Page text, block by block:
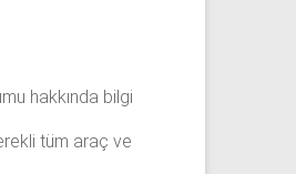
hakkında bilgi
tüm araç ve